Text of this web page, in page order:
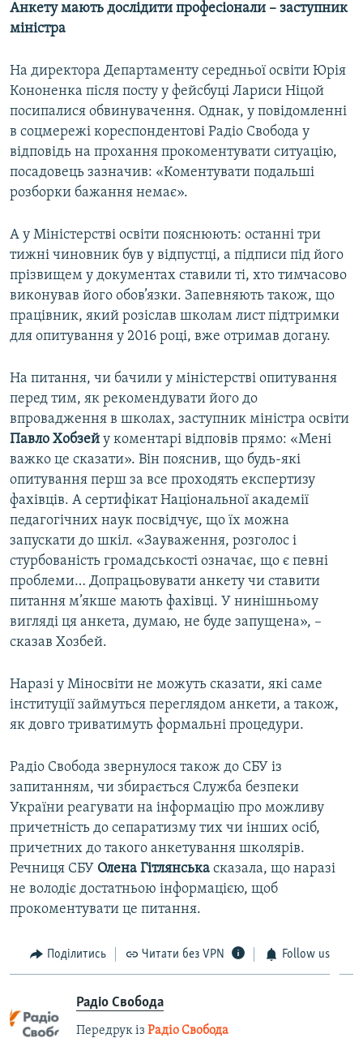
Анкету мають дослідити професіонали – заступник
міністра
На директора Департаменту середньої освіти Юрія
Кононенка після посту у фейсбуці Лариси Ніцой
посипалися обвинувачення. Однак, у повідомленні
в соцмережі кореспондентові Радіо Свобода у
відповідь на прохання прокоментувати ситуацію,
посадовець зазначив: «Коментувати подальші
розборки бажання немає».
А у Міністерстві освіти пояснюють: останні три
тижні чиновник був у відпустці, а підписи під його
прізвищем у документах ставили ті, хто тимчасово
виконував його обов’язки. Запевняють також, що
працівник, який розіслав школам лист підтримки
для опитування у 2016 році, вже отримав догану.
На питання, чи бачили у міністерстві опитування
перед тим, як рекомендувати його до
впровадження в школах, заступник міністра освіти
Павло Хобзей у коментарі відповів прямо: «Мені
важко це сказати». Він пояснив, що будь-які
опитування перш за все проходять експертизу
фахівців. А сертифікат Національної академії
педагогічних наук посвідчує, що їх можна
запускати до шкіл. «Зауваження, розголос і
стурбованість громадськості означає, що є певні
проблеми… Допрацьовувати анкету чи ставити
питання м’якше мають фахівці. У нинішньому
вигляді ця анкета, думаю, не буде запущена», –
сказав Хозбей.
Наразі у Міносвіти не можуть сказати, які саме
інституції займуться переглядом анкети, а також,
як довго триватимуть формальні процедури.
Радіо Свобода звернулося також до СБУ із
запитанням, чи збирається Служба безпеки
України реагувати на інформацію про можливу
причетність до сепаратизму тих чи інших осіб,
причетних до такого анкетування школярів.
Речниця СБУ Олена Гітлянська сказала, що наразі
не володіє достатньою інформацією, щоб
прокоментувати це питання.
Поділитись Читати без VPN Follow us
Радіо Свобода
Передрук із Радіо Свобода